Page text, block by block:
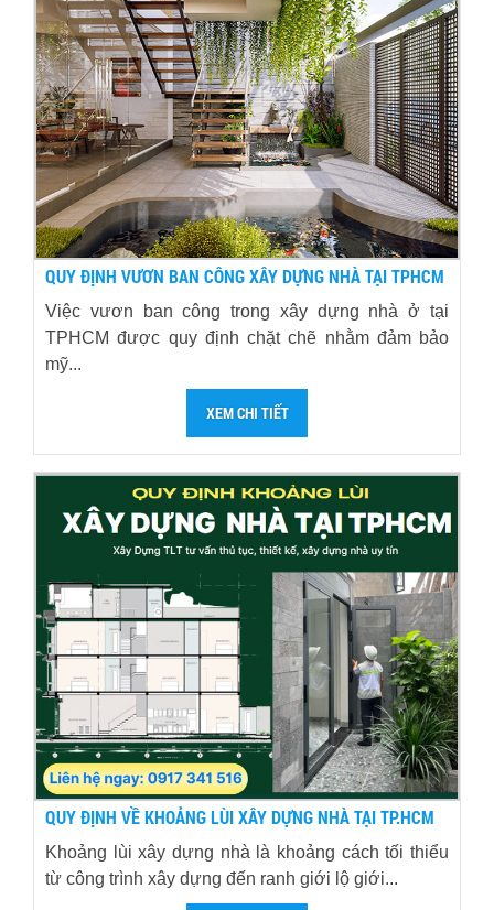
QUY ĐỊNH VƯƠN BAN CÔNG XÂY DỰNG NHÀ TẠI TPHCM
Việc vươn ban công trong xây dựng nhà ở tại
TPHCM được quy định chặt chẽ nhằm đảm bảo
mỹ...
XEM CHI TIẾT
QUY ĐỊNH VỀ KHOẢNG LÙI XÂY DỰNG NHÀ TẠI TP.HCM
Khoảng lùi xây dựng nhà là khoảng cách tối thiểu
từ công trình xây dựng đến ranh giới lộ giới...